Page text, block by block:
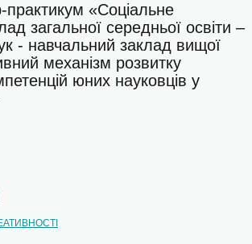
ЗВО для...
«Соціальне
загальної середньої освіти –
- навчальний заклад вищої
механізм розвитку
юних науковців у